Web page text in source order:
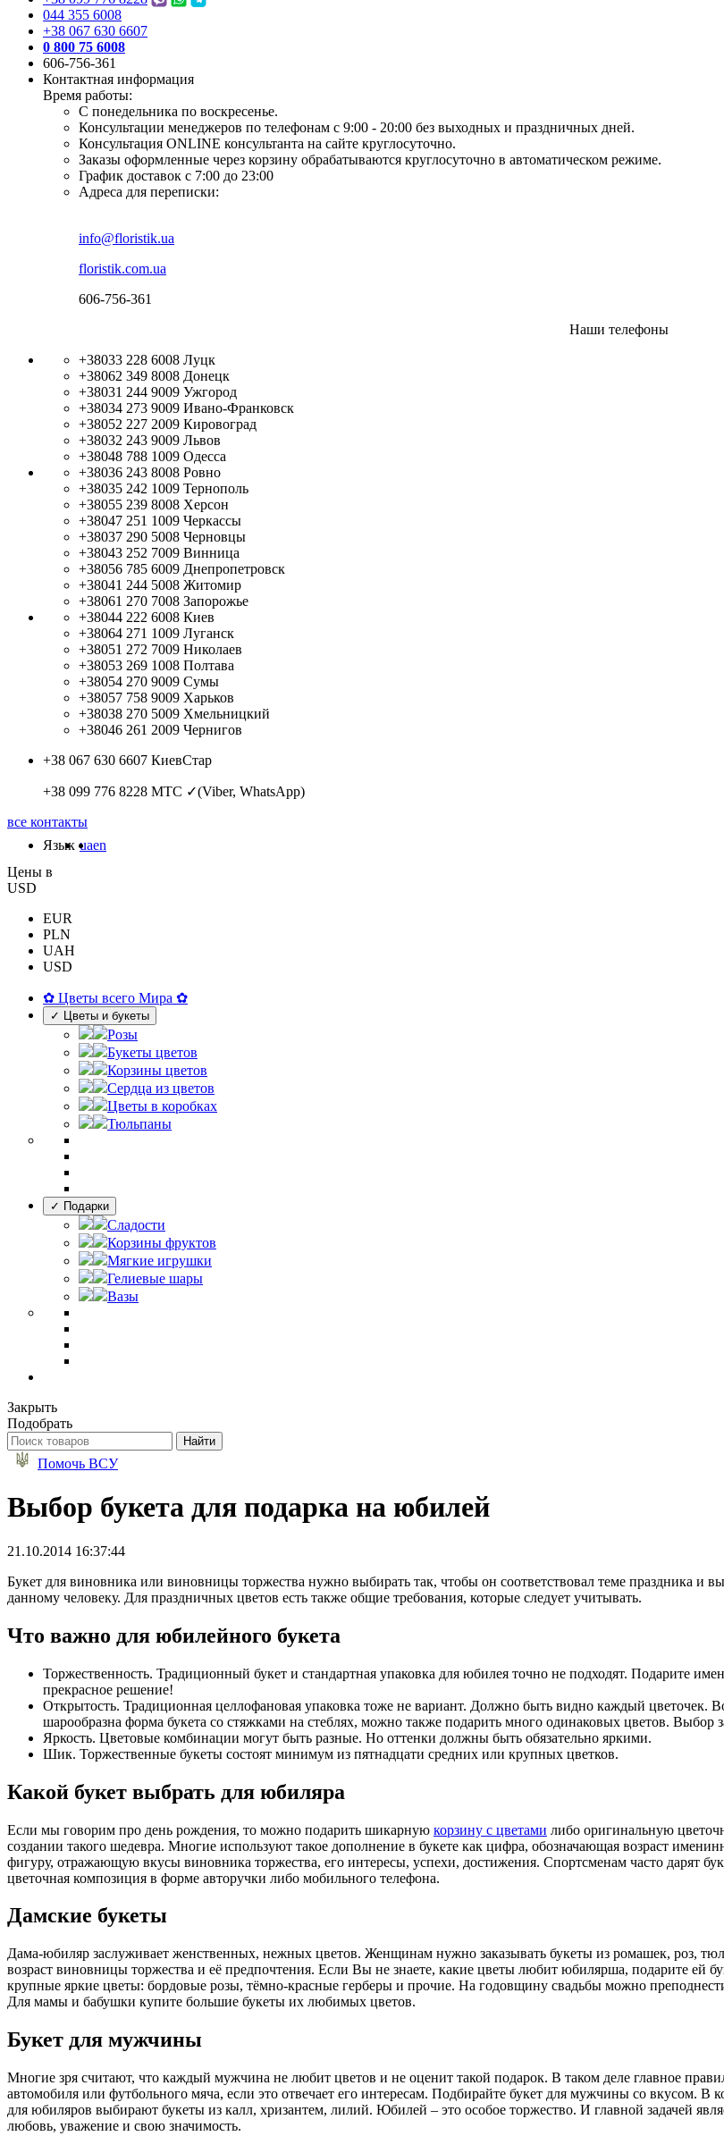
044 355 6008
+38 067 630 6607
0 800 75 6008
606-756-361
Контактная информация
Время работы:
С понедельника по воскресенье.
Консультации менеджеров по телефонам с 9:00 - 20:00 без выходных и праздничных дней.
Консультация ONLINE консультанта на сайте круглосуточно.
Заказы оформленные через корзину обрабатываются круглосуточно в автоматическом режиме.
График доставок с 7:00 до 23:00
Адреса для переписки:
info@floristik.ua
floristik.com.ua
606-756-361
Наши телефоны
+38033 228 6008 Луцк
+38062 349 8008 Донецк
+38031 244 9009 Ужгород
+38034 273 9009 Ивано-Франковск
+38052 227 2009 Кировоград
+38032 243 9009 Львов
+38048 788 1009 Одесса
+38036 243 8008 Ровно
+38035 242 1009 Тернополь
+38055 239 8008 Херсон
+38047 251 1009 Черкассы
+38037 290 5008 Черновцы
+38043 252 7009 Винница
+38056 785 6009 Днепропетровск
+38041 244 5008 Житомир
+38061 270 7008 Запорожье
+38044 222 6008 Киев
+38064 271 1009 Луганск
+38051 272 7009 Николаев
+38053 269 1008 Полтава
+38054 270 9009 Сумы
+38057 758 9009 Харьков
+38038 270 5009 Хмельницкий
+38046 261 2009 Чернигов
+38 067 630 6607 КиевСтар
+38 099 776 8228 МТС ✓(Viber, WhatsApp)
все контакты
Язык uaen
Цены в
USD
EUR
PLN
UAH
USD
✿ Цветы всего Мира ✿
✓ Цветы и букеты
Розы
Букеты цветов
Корзины цветов
Сердца из цветов
Цветы в коробках
Тюльпаны
✓ Подарки
Сладости
Корзины фруктов
Мягкие игрушки
Гелиевые шары
Вазы
Закрыть
Подобрать
Помочь ВСУ
Выбор букета для подарка на юбилей
21.10.2014 16:37:44
Букет для виновника или виновницы торжества нужно выбирать так, чтобы он соответствовал теме праздника и
данному человеку. Для праздничных цветов есть также общие требования, которые следует учитывать.
Что важно для юбилейного букета
Торжественность. Традиционный букет и стандартная упаковка для юбилея точно не подходят. Подарите
прекрасное решение!
Открытость. Традиционная целлофановая упаковка тоже не вариант. Должно быть видно каждый цветочек.
шарообразна форма букета со стяжками на стеблях, можно также подарить много одинаковых цветов. Выбор
Яркость. Цветовые комбинации могут быть разные. Но оттенки должны быть обязательно яркими.
Шик. Торжественные букеты состоят минимум из пятнадцати средних или крупных цветков.
Какой букет выбрать для юбиляра
Если мы говорим про день рождения, то можно подарить шикарную корзину с цветами либо оригинальную
создании такого шедевра. Многие используют такое дополнение в букете как цифра, обозначающая возраст
фигуру, отражающую вкусы виновника торжества, его интересы, успехи, достижения. Спортсменам часто дарят
цветочная композиция в форме авторучки либо мобильного телефона.
Дамские букеты
Дама-юбиляр заслуживает женственных, нежных цветов. Женщинам нужно заказывать букеты из ромашек, роз,
возраст виновницы торжества и её предпочтения. Если Вы не знаете, какие цветы любит юбилярша, подарите ей
крупные яркие цветы: бордовые розы, тёмно-красные герберы и прочие. На годовщину свадьбы можно
Для мамы и бабушки купите большие букеты их любимых цветов.
Букет для мужчины
Многие зря считают, что каждый мужчина не любит цветов и не оценит такой подарок. В таком деле главное
автомобиля или футбольного мяча, если это отвечает его интересам. Подбирайте букет для мужчины со вкусом.
для юбиляров выбирают букеты из калл, хризантем, лилий. Юбилей – это особое торжество. И главной задачей
любовь, уважение и свою значимость.